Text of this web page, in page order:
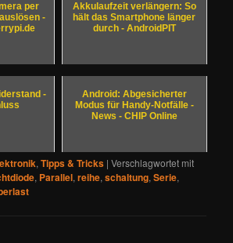
per
-
Akkulaufzeit verlängern: So
hält das Smartphone länger
durch - AndroidPIT
-
Android: Abgesicherter
Modus für Handy-Notfälle -
News - CHIP Online
,Tipps & Tricks |Verschlagwortet mit
, Parallel,reihe,schaltung,Serie,